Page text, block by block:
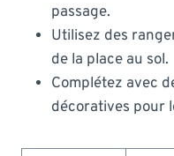
passage.
Utilisez des
de la place au sol.
Complétez avec
décoratives pour